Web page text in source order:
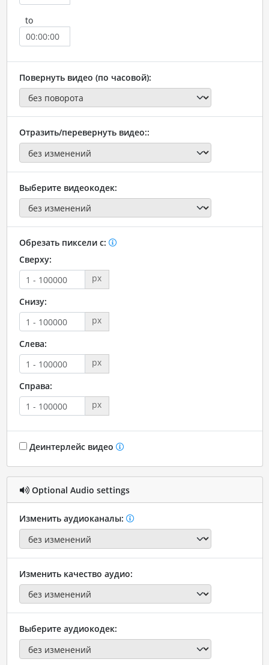
to
Повернуть видео (по часовой):
Отразить/перевернуть видео::
Выберите видеокодек:
Обрезать пиксели с:
Сверху:
px
Снизу:
px
Слева:
px
Справа:
px
Деинтерлейс видео
Optional Audio settings
Изменить аудиоканалы:
Изменить качество аудио:
Выберите аудиокодек: